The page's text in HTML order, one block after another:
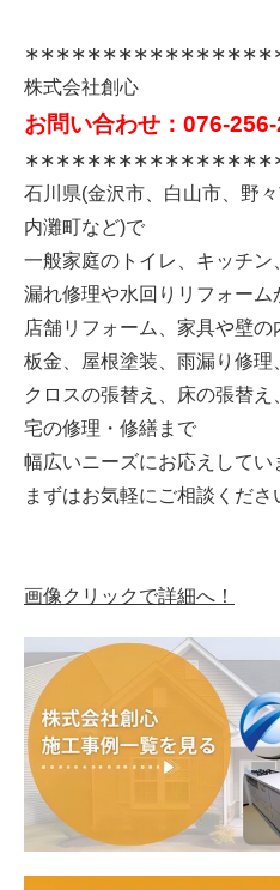
株式会社創心
お問い合わせ：076-
石川県(金沢市、白山市、野
内灘町など)で
一般家庭のトイレ、キッチ
漏れ修理や水回りリフォーム
店舗リフォーム、家具や壁
板金、屋根塗装、雨漏り修理
クロスの張替え、床の張替
宅の修理・修繕まで
幅広いニーズにお応えしてい
まずはお気軽にご相談くださ
画像クリックで詳細へ！